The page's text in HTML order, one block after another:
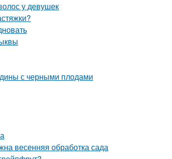
у девушек
с черными плодами
весенняя обработка сада